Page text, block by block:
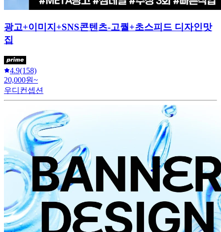
광고+이미지+SNS콘텐츠-고퀄+초스피드 디자인맛
집
4.9(158)
20,000원~
우디컨셉션